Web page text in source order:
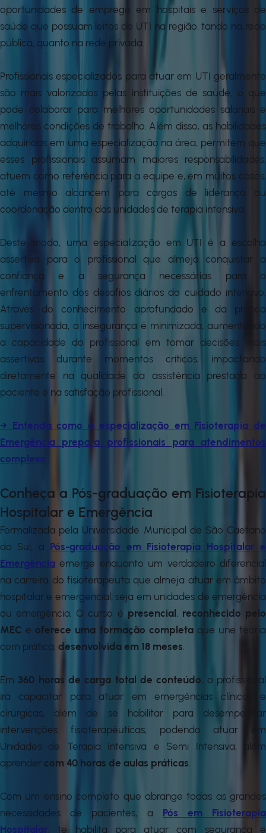
oportunidades de emprego em hospitais e serviços de
saúde que possuam leitos de UTI na região, tando na rede
pública, quanto na rede privada.
Profissionais especializados para atuar em UTI geralmente
são mais valorizados pelas instituições de saúde, o que
pode colaborar para melhores oportunidades salariais e
melhores condições de trabalho. Além disso, as habilidades
adquiridas em uma especialização na área, permitem que
esses profissionais assumam maiores responsabilidades,
atuem como referência para a equipe e, em muitos casos,
até mesmo alcancem para cargos de liderança ou
coordenação dentro das unidades de terapia intensiva.
Deste modo, uma especialização em UTI é a escolha
assertiva para o profissional que almeja conquistar a
confiança e a segurança necessárias para o
enfrentamento dos desafios diários do cuidado intensivo.
Através do conhecimento aprofundado e da prática
supervisionada, a insegurança é minimizada, aumentando
a capacidade do profissional em tomar decisões mais
assertivas durante momentos críticos, impactando
diretamente na qualidade da assistência prestada ao
paciente e na satisfação profissional.
→ Entenda como a especialização em Fisioterapia de
Emergência prepara profissionais para atendimentos
complexo
Conheça a Pós-graduação em Fisioterapia
Hospitalar e Emergência
Formalizada pela Universidade Municipal de São Caetano
do Sul, a Pós-graduação em Fisioterapia Hospitalar e
Emergência emerge enquanto um verdadeiro diferencial
na carreira do fisioterapeuta que almeja atuar em âmbito
hospitalar e emergencial, seja em unidades de emergência
ou emergência. O curso é presencial , reconhecido pelo
MEC e oferece uma formação completaque une teoria
com prática, desenvolvida em 18 meses.
Em 360 horas de carga total de conteúdo, o profissional
irá capacitar para atuar em emergências clínicas e
cirúrgicas, além de se habilitar para desempenhar
intervenções fisioterapêuticas, podendo atuar em
Unidades de Terapia Intensiva e Semi Intensiva, além
aprender com 40 horas de aulas práticas.
Com um ensino completo que abrange todas as grandes
necessidades de pacientes, a
Pós em Fisioterapia
Hospitalar, te habilita para atuar com segurança e